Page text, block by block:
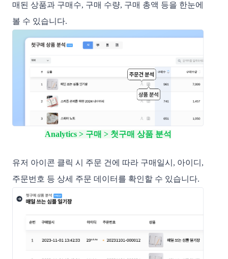
매된 상품과 구매수, 구매 수량, 구매 총액 등을 한눈에
볼 수 있습니다.
Analytics > 구매 > 첫구매 상품 분석
유저 아이콘 클릭 시 주문 건에 따라 구매일시, 아이디,
주문번호 등 상세 주문 데이터를 확인할 수 있습니다.